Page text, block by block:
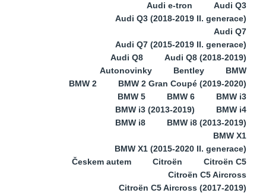
Audi e-tron
Audi Q3
Audi Q3 (2018-2019 II. generace)
Audi Q7
Audi Q7 (2015-2019 II. generace)
Audi Q8
Audi Q8 (2018-2019)
Autonovinky
Bentley
BMW
BMW 2
BMW 2 Gran Coupé (2019-2020)
BMW 5
BMW 6
BMW i3
BMW i3 (2013-2019)
BMW i4
BMW i8
BMW i8 (2013-2019)
BMW X1
BMW X1 (2015-2020 II. generace)
Českem autem
Citroën
Citroën C5
Citroën C5 Aircross
Citroën C5 Aircross (2017-2019)